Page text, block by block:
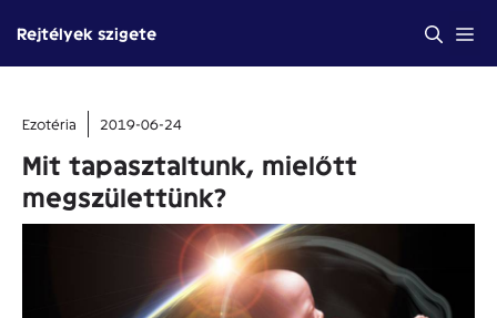
tartalomba
Rejtélyek szigete
Ezotéria 2019-06-24
Mit tapasztaltunk, mielőtt
megszülettünk?